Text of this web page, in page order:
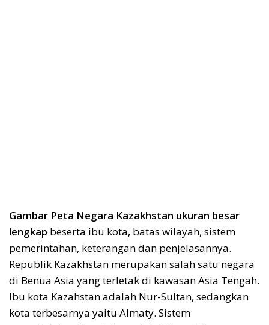
Gambar Peta Negara Kazakhstan ukuran besar
lengkap beserta ibu kota, batas wilayah, sistem
pemerintahan, keterangan dan penjelasannya.
Republik Kazakhstan merupakan salah satu negara
di Benua Asia yang terletak di kawasan Asia Tengah.
Ibu kota Kazahstan adalah Nur-Sultan, sedangkan
kota terbesarnya yaitu Almaty. Sistem